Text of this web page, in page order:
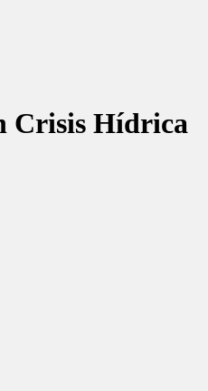
Crisis Hídrica